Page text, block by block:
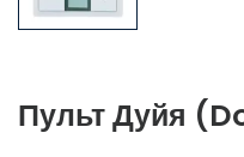
Пульт Дуйя